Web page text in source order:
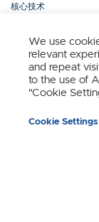
核心技术
关于我们
时识科技（
We use
relevant
and repeat
to the use of
"Cookie
Cookie Settings